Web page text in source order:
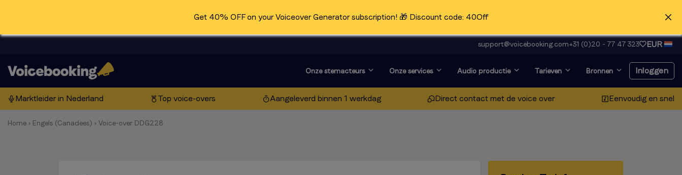
Get 40% OFF on your Voiceover Generator subscription! 🎁 Discount code: 40Off
support@voicebooking.com+31 (0)20 - 77 47 323 EUR
Onze stemacteurs Onze services Audio productie Tarieven Bronnen Inloggen
Marktleider in Nederland Top voice-overs Aangeleverd binnen 1 werkdag Direct contact met de voice over Eenvoudig en snel
Home › Engels (Canadees) › Voice-over DDG228